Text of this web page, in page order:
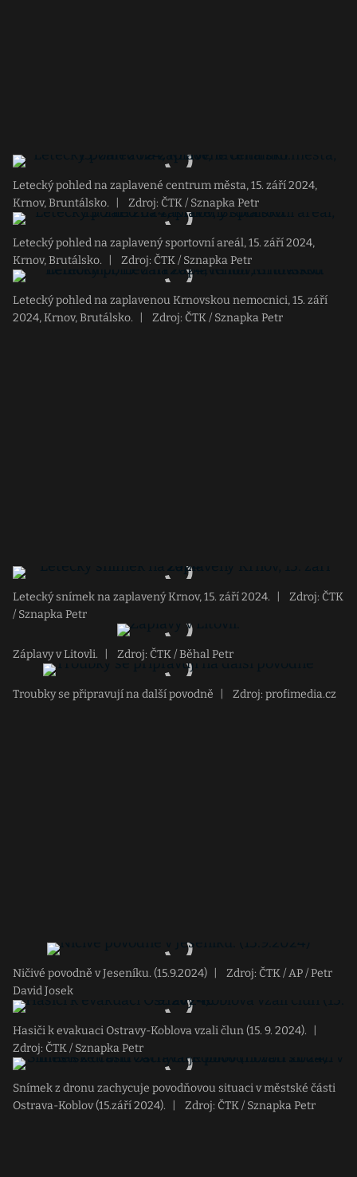
Letecký pohled na zaplavené centrum města, 15. září 2024,
Krnov, Bruntálsko.
Zdroj: ČTK / Sznapka Petr
Letecký pohled na zaplavený sportovní areál, 15. září 2024,
Krnov, Brutálsko.
Zdroj: ČTK / Sznapka Petr
Letecký pohled na zaplavenou Krnovskou nemocnici, 15. září
2024, Krnov, Brutálsko.
Zdroj: ČTK / Sznapka Petr
Letecký snímek na zaplavený Krnov, 15. září 2024.
Zdroj: ČTK
/ Sznapka Petr
Záplavy v Litovli. Zdroj: ČTK / Běhal Petr
Troubky se připravují na další povodně Zdroj: profimedia.cz
Ničivé povodně v Jeseníku. (15.9.2024)
Zdroj: ČTK / AP / Petr
David Josek
Hasiči k evakuaci Ostravy-Koblova vzali člun (15. 9. 2024).
Zdroj: ČTK / Sznapka Petr
Snímek z dronu zachycuje povodňovou situaci v městské části
Ostrava-Koblov (15.září 2024).
Zdroj: ČTK / Sznapka Petr